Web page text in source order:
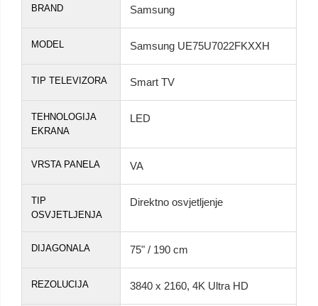
BRAND Samsung
MODEL Samsung UE75U7022FKXXH
TIP TELEVIZORA Smart TV
TEHNOLOGIJA
EKRANA
LED
VRSTA PANELA VA
TIP
OSVJETLJENJA
Direktno osvjetljenje
DIJAGONALA 75" / 190 cm
REZOLUCIJA 3840 x 2160, 4K Ultra HD